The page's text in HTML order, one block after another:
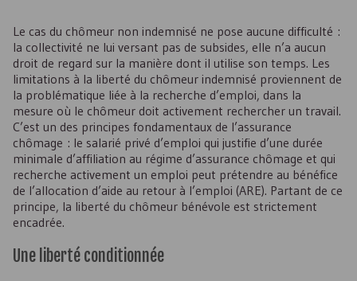
Le cas du chômeur non indemnisé ne pose aucune difficulté :
la collectivité ne lui versant pas de subsides, elle n’a aucun
droit de regard sur la manière dont il utilise son temps. Les
limitations à la liberté du chômeur indemnisé proviennent de
la problématique liée à la recherche d’emploi, dans la
mesure où le chômeur doit activement rechercher un travail.
C’est un des principes fondamentaux de l’assurance
chômage : le salarié privé d’emploi qui justifie d’une durée
minimale d’affiliation au régime d’assurance chômage et qui
recherche activement un emploi peut prétendre au bénéfice
de l’allocation d’aide au retour à l’emploi (ARE). Partant de ce
principe, la liberté du chômeur bénévole est strictement
encadrée.
Une liberté conditionnée